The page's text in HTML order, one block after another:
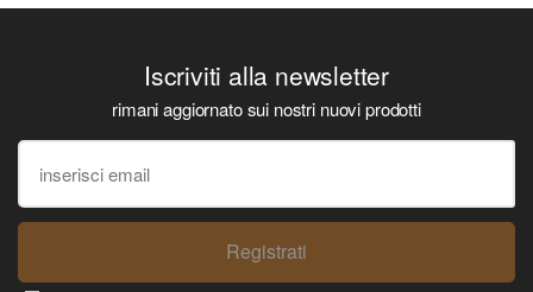
Iscriviti alla newsletter
rimani aggiornato sui nostri nuovi prodotti
Registrati